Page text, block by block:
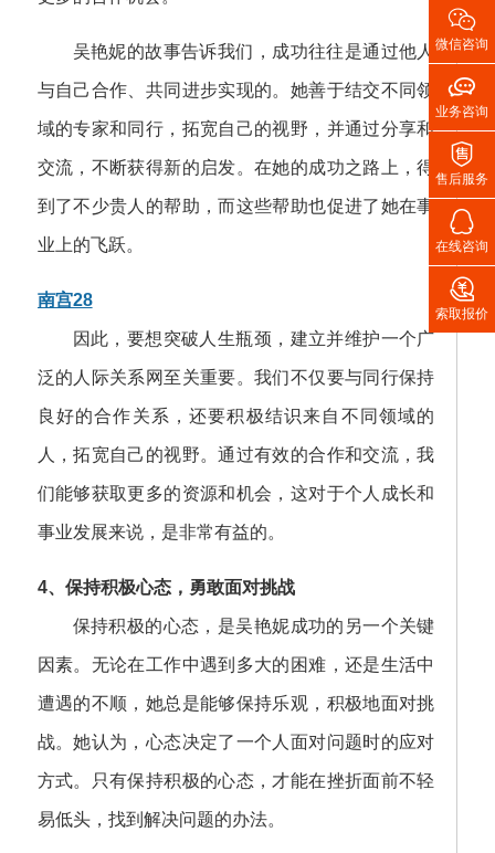
吴艳妮的故事告诉我们，成功往往是通过他人
与自己合作、共同进步实现的。她善于结交不同领
域的专家和同行，拓宽自己的视野，并通过分享和
交流，不断获得新的启发。在她的成功之路上，得
到了不少贵人的帮助，而这些帮助也促进了她在事
业上的飞跃。
南宫28
因此，要想突破人生瓶颈，建立并维护一个广
泛的人际关系网至关重要。我们不仅要与同行保持
良好的合作关系，还要积极结识来自不同领域的
人，拓宽自己的视野。通过有效的合作和交流，我
们能够获取更多的资源和机会，这对于个人成长和
事业发展来说，是非常有益的。
4、保持积极心态，勇敢面对挑战
保持积极的心态，是吴艳妮成功的另一个关键
因素。无论在工作中遇到多大的困难，还是生活中
遭遇的不顺，她总是能够保持乐观，积极地面对挑
战。她认为，心态决定了一个人面对问题时的应对
方式。只有保持积极的心态，才能在挫折面前不轻
易低头，找到解决问题的办法。

微信咨询

业务咨询

售后服务

在线咨询

索取报价